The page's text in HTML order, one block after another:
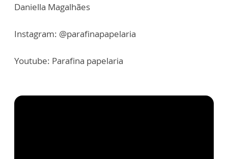
Daniella Magalhães
Instagram: @parafinapapelaria
Youtube: Parafina papelaria